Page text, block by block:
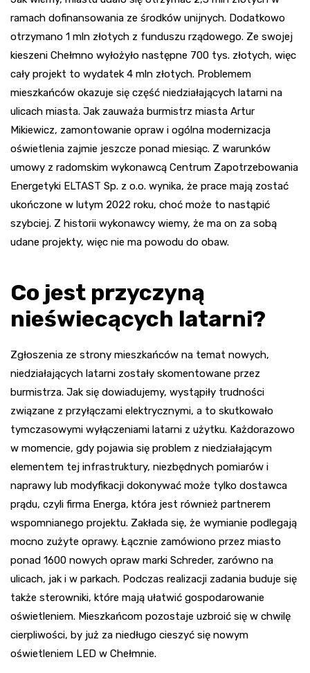
ramach dofinansowania ze środków unijnych. Dodatkowo
otrzymano 1 mln złotych z funduszu rządowego. Ze swojej
kieszeni Chełmno wyłożyło następne 700 tys. złotych, więc
cały projekt to wydatek 4 mln złotych. Problemem
mieszkańców okazuje się część niedziałających latarni na
ulicach miasta. Jak zauważa burmistrz miasta Artur
Mikiewicz, zamontowanie opraw i ogólna modernizacja
oświetlenia zajmie jeszcze ponad miesiąc. Z warunków
umowy z radomskim wykonawcą Centrum Zapotrzebowania
Energetyki ELTAST Sp. z o.o. wynika, że prace mają zostać
ukończone w lutym 2022 roku, choć może to nastąpić
szybciej. Z historii wykonawcy wiemy, że ma on za sobą
udane projekty, więc nie ma powodu do obaw.
Co jest przyczyną
nieświecących latarni?
Zgłoszenia ze strony mieszkańców na temat nowych,
niedziałających latarni zostały skomentowane przez
burmistrza. Jak się dowiadujemy, wystąpiły trudności
związane z przyłączami elektrycznymi, a to skutkowało
tymczasowymi wyłączeniami latarni z użytku. Każdorazowo
w momencie, gdy pojawia się problem z niedziałającym
elementem tej infrastruktury, niezbędnych pomiarów i
naprawy lub modyfikacji dokonywać może tylko dostawca
prądu, czyli firma Energa, która jest również partnerem
wspomnianego projektu. Zakłada się, że wymianie podlegają
mocno zużyte oprawy. Łącznie zamówiono przez miasto
ponad 1600 nowych opraw marki Schreder, zarówno na
ulicach, jak i w parkach. Podczas realizacji zadania buduje się
także sterowniki, które mają ułatwić gospodarowanie
oświetleniem. Mieszkańcom pozostaje uzbroić się w chwilę
cierpliwości, by już za niedługo cieszyć się nowym
oświetleniem LED w Chełmnie.